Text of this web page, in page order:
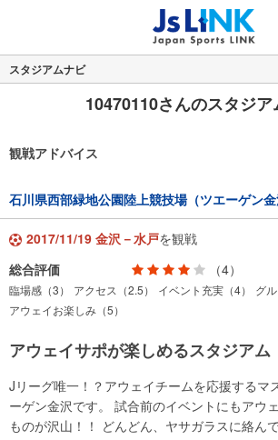
スタジアムナビ
10470110さんのスタジア
観戦アドバイス
石川県西部緑地公園陸上競技場（ツエーゲン金
2017/11/19 金沢－水戸を観戦
総合評価
（4）
臨場感（3） アクセス（2.5） イベント充実（4）
グ
アウェイお楽しみ（5）
アウェイサポが楽しめるスタジアム
Jリーグ唯一！？アウェイチームを応援するマ
ーゲン金沢です。 試合前のイベントにもアウ
ものが沢山！！ どんどん、ヤサガラスに絡ん